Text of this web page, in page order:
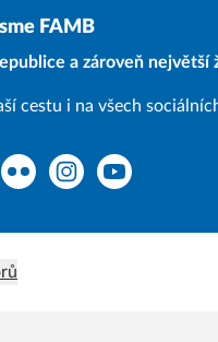
FAMB
a zároveň největší
cestu i na všech
Flickr InstagramYouTube